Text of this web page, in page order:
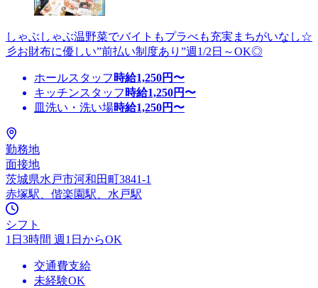
しゃぶしゃぶ温野菜でバイトもプラべも充実まちがいなし☆
彡お財布に優しい”前払い制度あり”週1/2日～OK◎
ホールスタッフ 時給1,250円〜
キッチンスタッフ 時給1,250円〜
皿洗い・洗い場時給1,250円〜
勤務地
面接地
茨城県水戸市河和田町3841-1
赤塚駅、偕楽園駅、水戸駅
シフト
1日3時間 週1日からOK
交通費支給
未経験OK